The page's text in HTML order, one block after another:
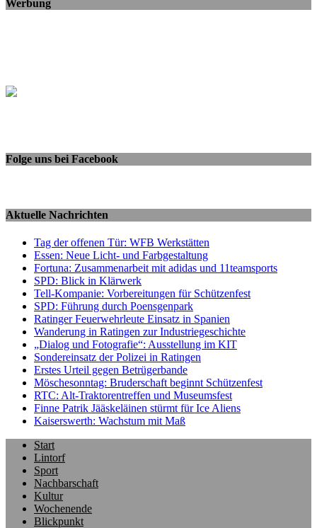
Werbung
Folge uns bei Facebook
Aktuelle Nachrichten
Tag der offenen Tür: WFB Werkstätten
Essen: Neue Licht- und Farbgestaltung
Fortuna: Zusammenarbeit mit adidas und 11teamsports
SPD: Blick in Klärwerk
Tell-Kompanie: Vorbereitungen für Schützenfest
SPD: Führung durch Poensgenpark
Ratinger Feuerwehrleute Einsatz in Spanien
Wanderung in Ratingen zur Industriegeschichte
„Dialog und Fotografie“: Ausstellung im KIT
Sondereinsatz der Polizei in Ratingen
Erstes Urteil gegen Betrügerbande
Möschesonntag: Bruderschaft beginnt Schützenfest
RTC: Alt-Traktorentreffen und Museumsfest
Finne Patrik Jääskeläinen stürmt für Ice Aliens
Kaiserswerth: Wachstum mit Maß
Start
Lintorf
Sport
Nachbarschaft
Kultur
Wochenende
Blickpunkt